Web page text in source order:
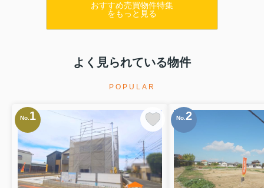
おすすめ売買物件特集
をもっと見る
よく見られている物件
POPULAR
No. 1 No. 2